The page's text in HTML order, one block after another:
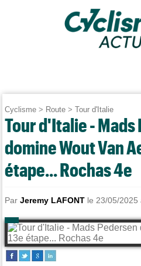
Cyclisme > Route >Tour d'Italie
Tour d'Italie - Mads
domine Wout Van
étape... Rochas 4e
ParJeremy LAFONT le 23/05/2025